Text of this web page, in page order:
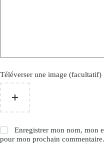
Téléverser une image (facultatif)
Enregistrer mon nom, mon
pour mon prochain commentaire.